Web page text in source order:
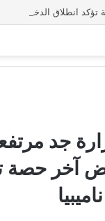
جد
آخر حصة